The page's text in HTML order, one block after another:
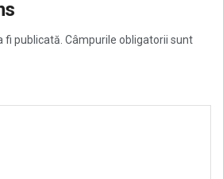
fi publicată. Câmpurile obligatorii sunt